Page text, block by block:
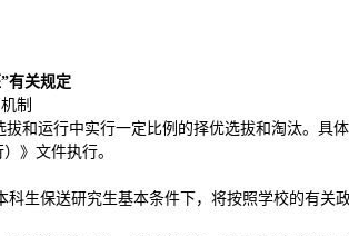
有关规定
制
拔和运行中实行一定比例的择优选拔和淘汰。具
》文件执行。
科生保送研究生基本条件下，将按照学校的有关政